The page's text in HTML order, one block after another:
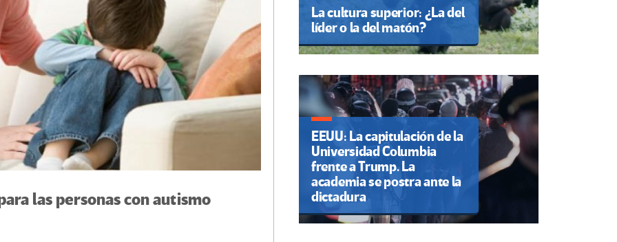
las personas con autismo
La cultura superior: ¿La del
líder o la del matón?
EEUU: La capitulación de la
Universidad Columbia
frente a Trump. La
academia se postra ante la
dictadura